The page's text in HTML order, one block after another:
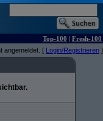
Top-100 | Fresh-100
angemeldet. [ Login/Registrieren ]